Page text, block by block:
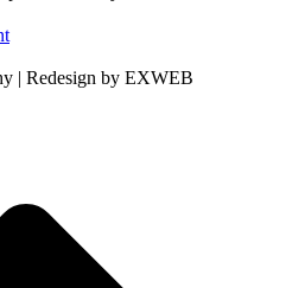
| Redesign by EXWEB